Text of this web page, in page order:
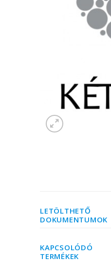
LETÖLTHETŐ
DOKUMENTUMOK
KAPCSOLÓDÓ
TERMÉKEK